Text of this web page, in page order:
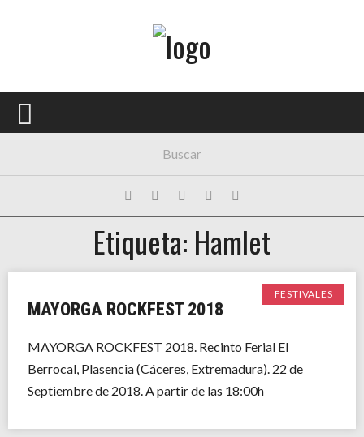
PORTADA
FESTIVALES
HISTORIAS
Etiqueta: Hamlet
FESTIVALES
MAYORGA ROCKFEST 2018
MAYORGA ROCKFEST 2018. Recinto Ferial El
Berrocal, Plasencia (Cáceres, Extremadura). 22 de
Septiembre de 2018. A partir de las 18:00h